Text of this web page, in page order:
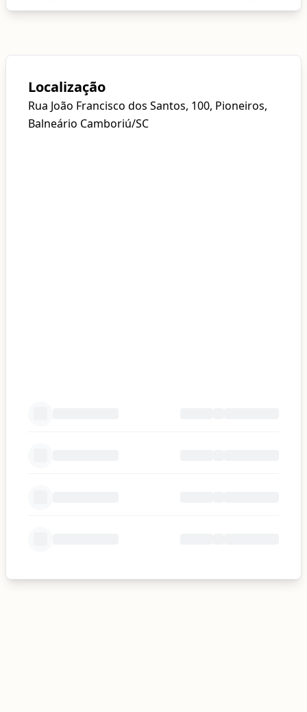
Localização
Rua João Francisco dos Santos, 100, Pioneiros,
Balneário Camboriú/SC